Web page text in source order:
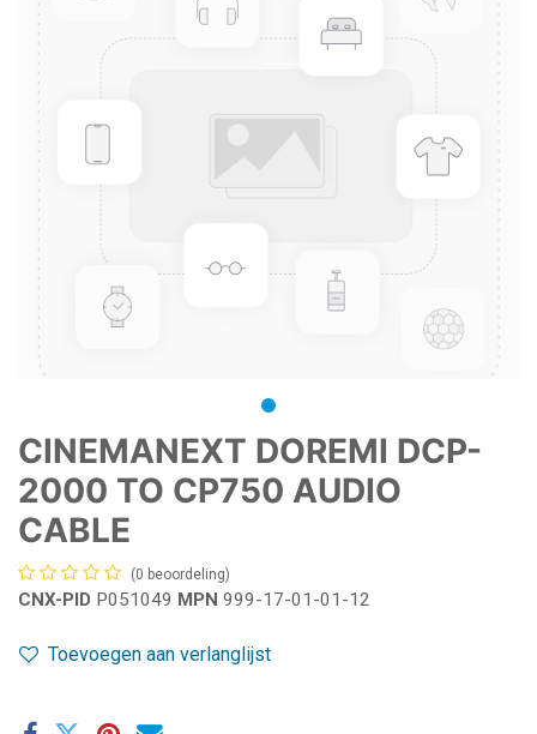
CINEMANEXT DOREMI DCP-
2000 TO CP750 AUDIO
CABLE
(0 beoordeling)
CNX-PID P051049 MPN 999-17-01-01-12
Toevoegen aan verlanglijst